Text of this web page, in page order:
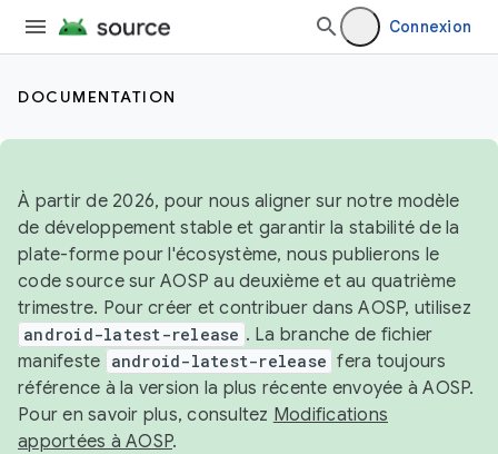
Connexion
DOCUMENTATION
À partir de 2026, pour nous aligner sur notre modèle
de développement stable et garantir la stabilité de la
plate-forme pour l'écosystème, nous publierons le
code source sur AOSP au deuxième et au quatrième
trimestre. Pour créer et contribuer dans AOSP, utilisez
android-latest-release . La branche de fichier
manifeste android-latest-release fera toujours
référence à la version la plus récente envoyée à AOSP.
Pour en savoir plus, consultez Modifications
apportées à AOSP.